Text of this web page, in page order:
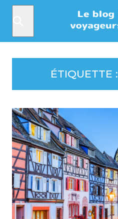
ÉTIQUETTE :